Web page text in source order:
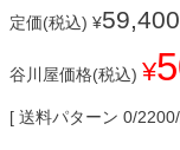
定価(税込) ¥59,400
谷川屋価格(税込) ¥
送料パターン 0/